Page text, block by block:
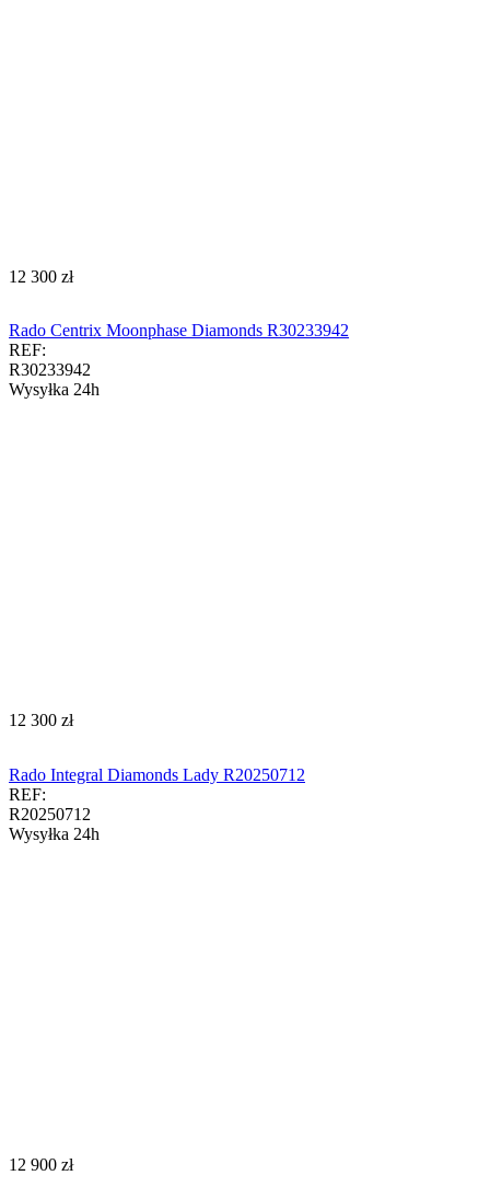
‍12 300‍ zł
Rado Centrix Moonphase Diamonds R30233942
REF:
R30233942
Wysyłka 24h
‍12 300‍ zł
Rado Integral Diamonds Lady R20250712
REF:
R20250712
Wysyłka 24h
‍12 900‍ zł